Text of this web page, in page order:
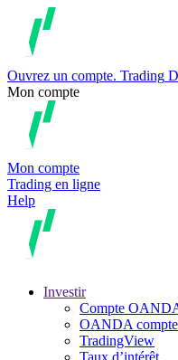
Ouvrez un compte. Trading
Mon compte
Mon compte
Trading en ligne
Help
Investir
Compte
OANDA
TradingView
Taux d’intérêt